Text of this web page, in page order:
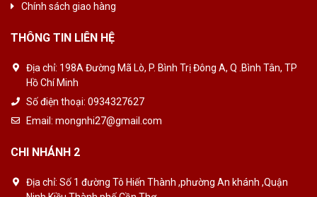
Chính sách giao hàng
THÔNG TIN LIÊN HỆ
Địa chỉ: 198A Đường Mã Lò, P. Bình Trị Đông A, Q .Bình Tân, TP
Hồ Chí Minh
Số điện thoại: 0934327627
Email: mongnhi27@gmail.com
CHI NHÁNH 2
Địa chỉ: Số 1 đường Tô Hiến Thành ,phường An khánh ,Quận